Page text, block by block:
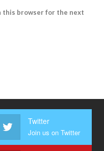
this browser for the next
Twitter
Join us on Twitter